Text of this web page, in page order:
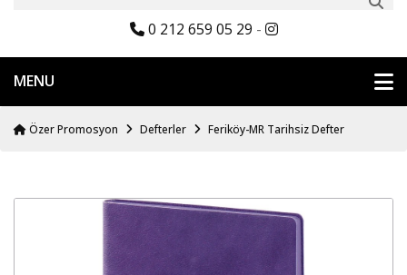
0 212 659 05 29 -
MENU
Özer Promosyon Defterler Feriköy-MR Tarihsiz Defter